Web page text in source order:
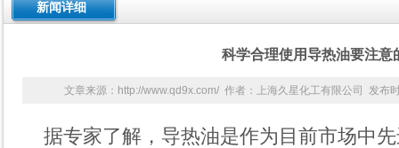
新闻详细
科学合理使用导热油要注意
文章来源：http://www.qd9x.com/ 作者：上海久星化工有限公司 发布
据专家了解， 导热油是作为目前市场中